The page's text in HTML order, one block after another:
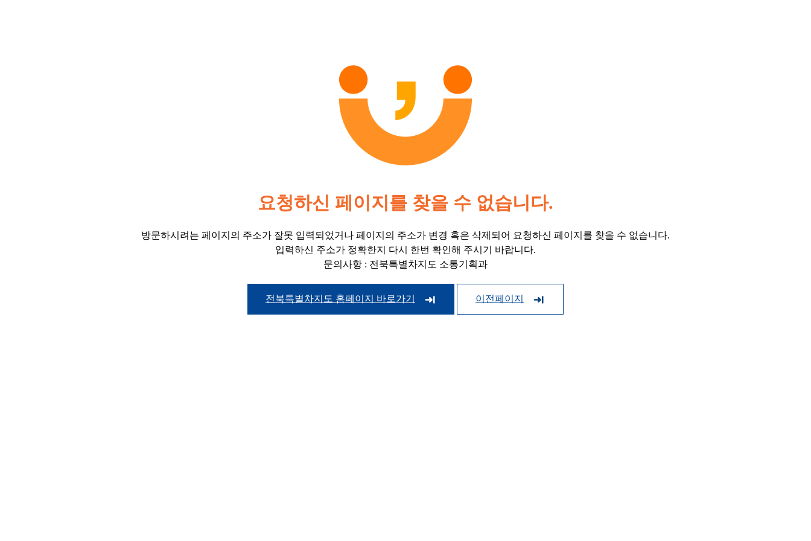
요청하신 페이지를 찾을 수 없습니다.
방문하시려는 페이지의 주소가 잘못 입력되었거나 페이지의 주소가 변경 혹은 삭제되어 요청하신 페이지를 찾을 수 없습니다.
입력하신 주소가 정확한지 다시 한번 확인해 주시기 바랍니다.
문의사항 : 전북특별차지도 소통기획과
전북특별차지도 홈페이지 바로가기 이전페이지